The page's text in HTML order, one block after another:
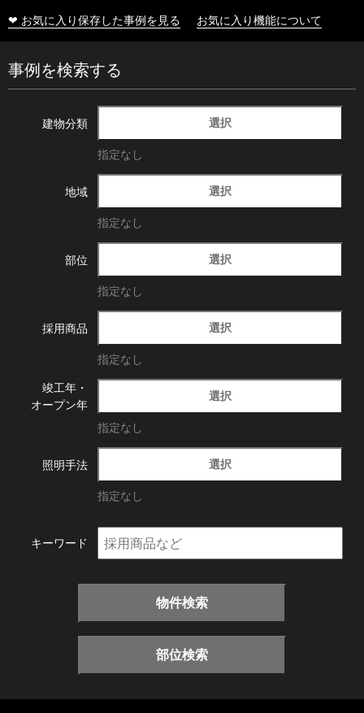
❤ お気に入り保存した事例を見る お気に入り機能について
事例を検索する
建物分類 選択
指定なし
地域 選択
指定なし
部位 選択
指定なし
採用商品 選択
指定なし
竣工年・
オープン年
選択
指定なし
照明手法 選択
指定なし
キーワード
物件検索
部位検索